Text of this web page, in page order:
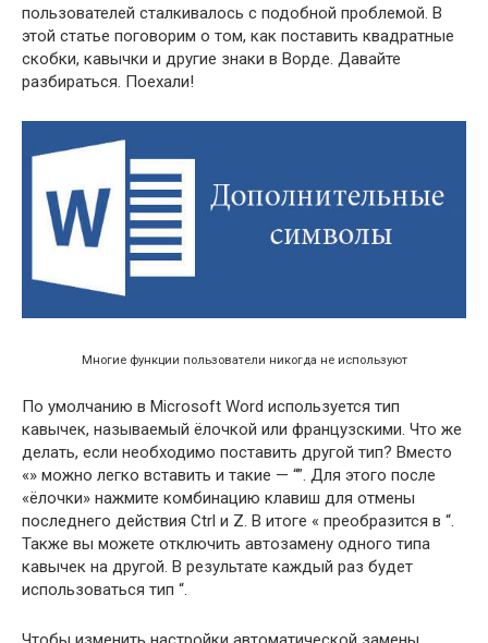
пользователей сталкивалось с подобной проблемой. В
этой статье поговорим о том, как поставить квадратные
скобки, кавычки и другие знаки в Ворде. Давайте
разбираться. Поехали!
Многие функции пользователи никогда не используют
По умолчанию в Microsoft Word используется тип
кавычек, называемый ёлочкой или французскими. Что же
делать, если необходимо поставить другой тип? Вместо
«» можно легко вставить и такие — “”. Для этого после
«ёлочки» нажмите комбинацию клавиш для отмены
последнего действия Ctrl и Z. В итоге « преобразится в “.
Также вы можете отключить автозамену одного типа
кавычек на другой. В результате каждый раз будет
использоваться тип “.